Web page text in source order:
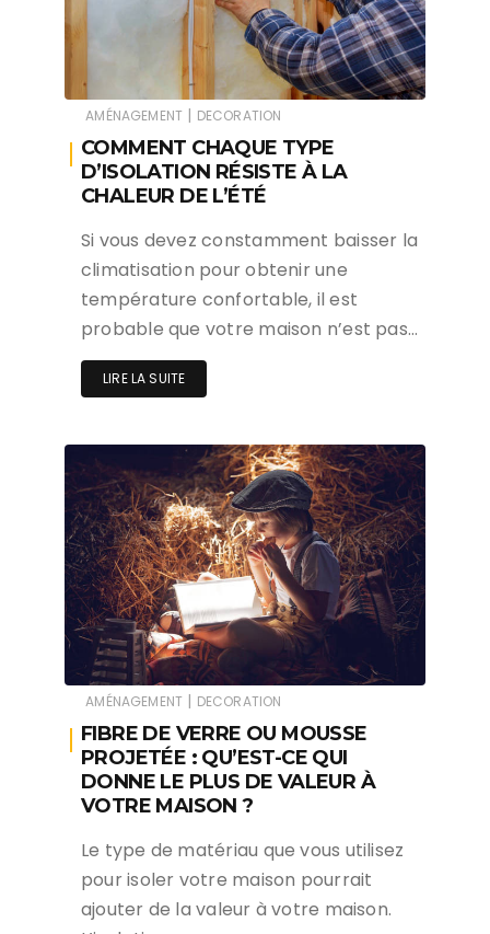
AMÉNAGEMENT | DECORATION
COMMENT CHAQUE TYPE
D’ISOLATION RÉSISTE À LA
CHALEUR DE L’ÉTÉ
Si vous devez constamment baisser la
climatisation pour obtenir une
température confortable, il est
probable que votre maison n’est pas…
LIRE LA SUITE
AMÉNAGEMENT | DECORATION
FIBRE DE VERRE OU MOUSSE
PROJETÉE : QU’EST-CE QUI
DONNE LE PLUS DE VALEUR À
VOTRE MAISON ?
Le type de matériau que vous utilisez
pour isoler votre maison pourrait
ajouter de la valeur à votre maison.